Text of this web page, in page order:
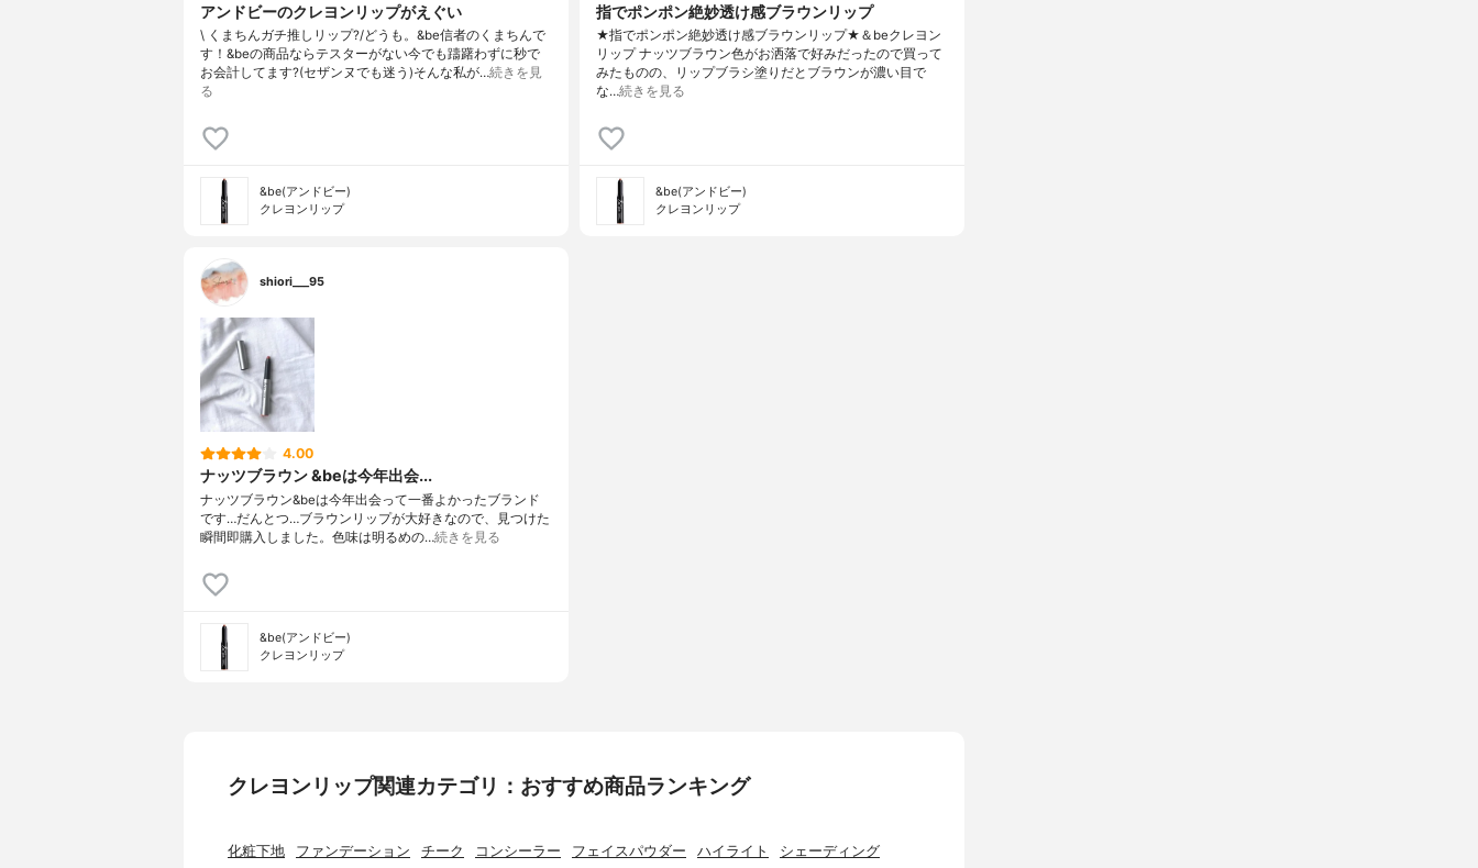
アンドビーのクレヨンリップがえぐい
\ くまちんガチ推しリップ?/どうも。&be信者のくまちんで
す！&beの商品ならテスターがない今でも躊躇わずに秒で
お会計してます?(セザンヌでも迷う)そんな私が…続きを見
る
&be(アンドビー)
クレヨンリップ
指でポンポン絶妙透け感ブラウンリップ
★指でポンポン絶妙透け感ブラウンリップ★＆beクレヨン
リップ ナッツブラウン色がお洒落で好みだったので買って
みたものの、リップブラシ塗りだとブラウンが濃い目で
な…続きを見る
&be(アンドビー)
クレヨンリップ
shiori___95
4.00
ナッツブラウン &beは今年出会...
ナッツブラウン&beは今年出会って一番よかったブランド
です…だんとつ…ブラウンリップが大好きなので、見つけた
瞬間即購入しました。色味は明るめの…続きを見る
&be(アンドビー)
クレヨンリップ
クレヨンリップ関連カテゴリ：おすすめ商品ランキング
化粧下地 ファンデーション チーク コンシーラー フェイスパウダー ハイライト シェーディング